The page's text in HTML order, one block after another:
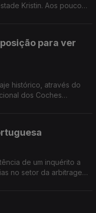
Kristin. Aos poucos
para ver
histórico, através do
dos Coches
de um inquérito a
no setor da arbitragem